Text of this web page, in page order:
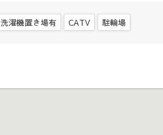
洗濯機置き場有 CATV 駐輪場